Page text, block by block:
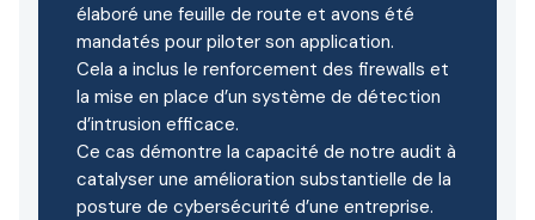
élaboré une feuille de route et avons été
mandatés pour piloter son application.
Cela a inclus le renforcement des firewalls et
la mise en place d’un système de détection
d’intrusion efficace.
Ce cas démontre la capacité de notre audit à
catalyser une amélioration substantielle de la
posture de cybersécurité d’une entreprise.